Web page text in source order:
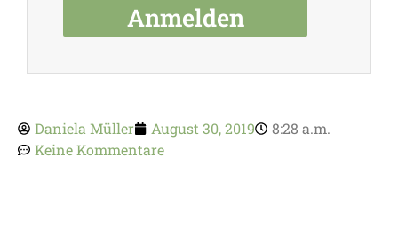
Anmelden
Daniela Müller August 30, 2019
8:28 a.m.
Keine Kommentare